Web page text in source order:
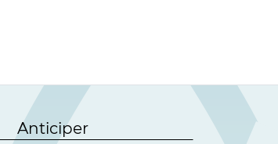
Anticiper